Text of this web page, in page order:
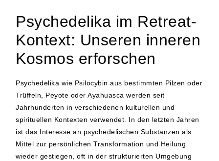
Psychedelika im Retreat-
Kontext: Unseren inneren
Kosmos erforschen
Psychedelika wie Psilocybin aus bestimmten Pilzen oder
Trüffeln, Peyote oder Ayahuasca werden seit
Jahrhunderten in verschiedenen kulturellen und
spirituellen Kontexten verwendet. In den letzten Jahren
ist das Interesse an psychedelischen Substanzen als
Mittel zur persönlichen Transformation und Heilung
wieder gestiegen, oft in der strukturierten Umgebung